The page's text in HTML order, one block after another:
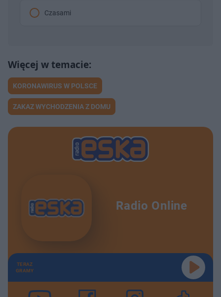
Czasami
KORONAWIRUS W POLSCE
ZAKAZ WYCHODZENIA Z DOMU
Radio Online
TERAZ
GRAMY